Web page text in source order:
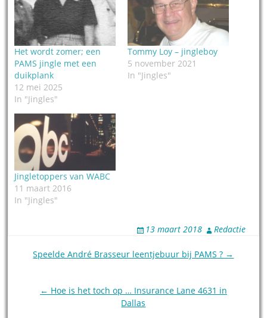
Het wordt zomer; een
PAMS jingle met een
duikplank
12 mei 2025
In "Jingles"
Tommy Loy – jingleboy
5 november 2021
In "Jingles"
Jingletoppers van WABC
11 maart 2016
In "Jingles"
13 maart 2018 Redactie
PostSpeelde André Brasseur leentjebuur bij PAMS ? →
← Hoe is het toch op … Insurance Lane 4631 in
Dallas